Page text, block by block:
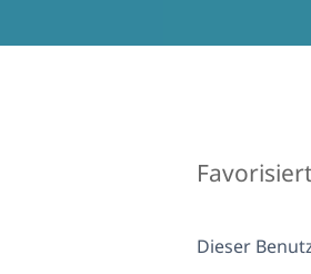
Dieser